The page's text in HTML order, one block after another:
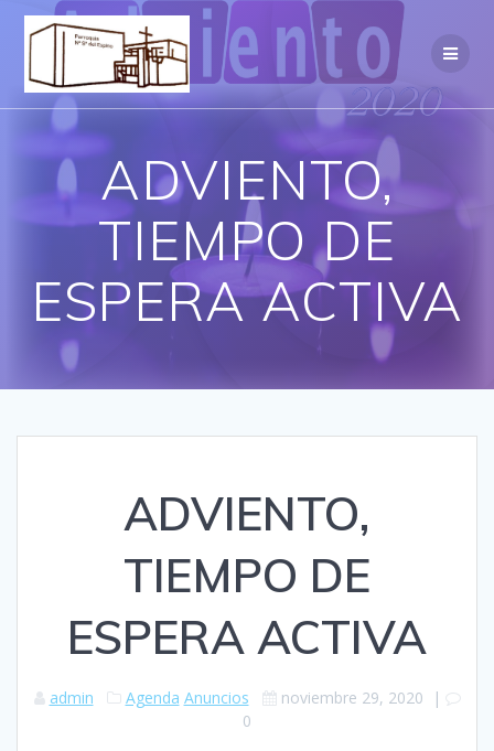
al
contenido
ADVIENTO,
TIEMPO DE
ESPERA ACTIVA
ADVIENTO,
TIEMPO DE
ESPERA ACTIVA
admin Agenda Anuncios noviembre 29, 2020 |
0